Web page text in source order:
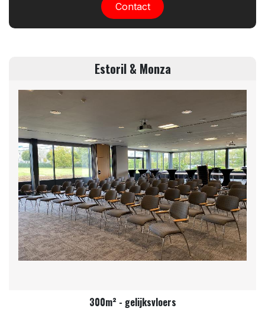
Contact
Estoril & Monza
300m² - gelijksvloers